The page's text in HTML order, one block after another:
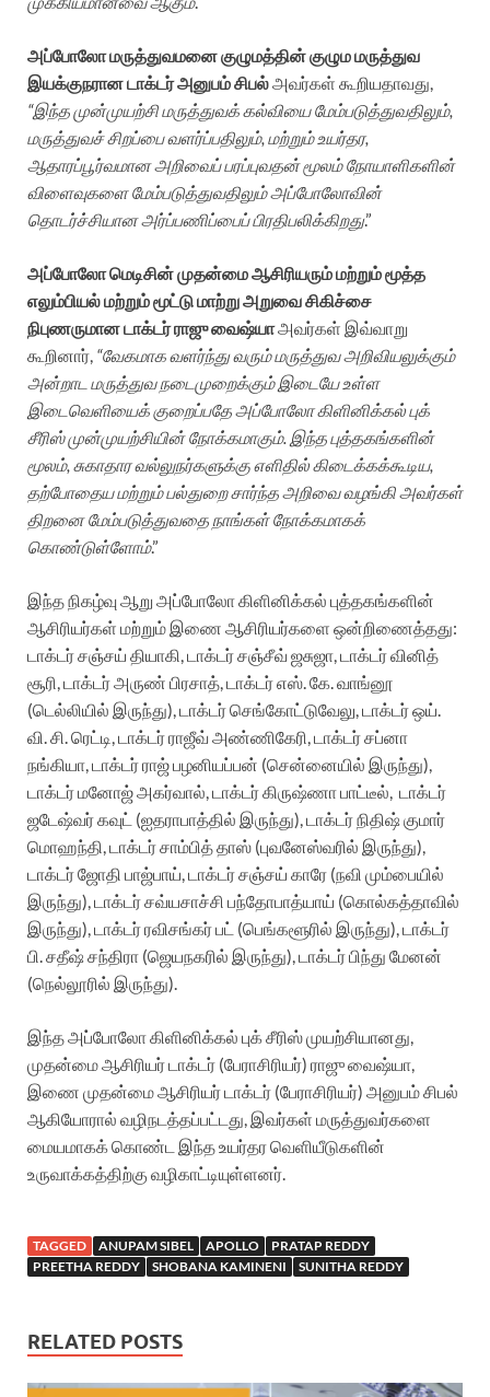
அப்போலோ மருத்துவமனை குழுமத்தின் குழும மருத்துவ
இயக்குநரான டாக்டர் அனுபம் சிபல்அவர்கள் கூறியதாவது,
“இந்த முன்முயற்சி மருத்துவக் கல்வியை மேம்படுத்துவதிலும்,
மருத்துவச் சிறப்பை வளர்ப்பதிலும், மற்றும் உயர்தர,
ஆதாரப்பூர்வமான அறிவைப் பரப்புவதன் மூலம் நோயாளிகளின்
விளைவுகளை மேம்படுத்துவதிலும் அப்போலோவின்
தொடர்ச்சியான அர்ப்பணிப்பைப் பிரதிபலிக்கிறது.”
அப்போலோ மெடிசின் முதன்மை ஆசிரியரும் மற்றும் மூத்த
எலும்பியல் மற்றும் மூட்டு மாற்று அறுவை சிகிச்சை
நிபுணருமான டாக்டர் ராஜு வைஷ்யாஅவர்கள் இவ்வாறு
கூறினார், “வேகமாக வளர்ந்து வரும் மருத்துவ அறிவியலுக்கும்
அன்றாட மருத்துவ நடைமுறைக்கும் இடையே உள்ள
இடைவெளியைக் குறைப்பதே அப்போலோ கிளினிக்கல் புக்
சீரிஸ் முன்முயற்சியின் நோக்கமாகும். இந்த புத்தகங்களின்
மூலம், சுகாதார வல்லுநர்களுக்கு எளிதில் கிடைக்கக்கூடிய,
தற்போதைய மற்றும் பல்துறை சார்ந்த அறிவை வழங்கி அவர்கள்
திறனை மேம்படுத்துவதை நாங்கள் நோக்கமாகக்
கொண்டுள்ளோம்.”
இந்த நிகழ்வு ஆறு அப்போலோ கிளினிக்கல் புத்தகங்களின்
ஆசிரியர்கள் மற்றும் இணை ஆசிரியர்களை ஒன்றிணைத்தது:
டாக்டர் சஞ்சய் தியாகி, டாக்டர் சஞ்சீவ் ஜசுஜா, டாக்டர் வினித்
சூரி, டாக்டர் அருண் பிரசாத், டாக்டர் எஸ். கே. வாங்னூ
(டெல்லியில் இருந்து), டாக்டர் செங்கோட்டுவேலு, டாக்டர் ஒய்.
வி. சி. ரெட்டி, டாக்டர் ராஜீவ் அண்ணிகேரி, டாக்டர் சப்னா
நங்கியா, டாக்டர் ராஜ் பழனியப்பன் (சென்னையில் இருந்து),
டாக்டர் மனோஜ் அகர்வால், டாக்டர் கிருஷ்ணா பாட்டீல், டாக்டர்
ஜடேஷ்வர் கவுட் (ஐதராபாத்தில் இருந்து), டாக்டர் நிதிஷ் குமார்
மொஹந்தி, டாக்டர் சாம்பித் தாஸ் (புவனேஸ்வரில் இருந்து),
டாக்டர் ஜோதி பாஜ்பாய், டாக்டர் சஞ்சய் காரே (நவி மும்பையில்
இருந்து), டாக்டர் சவ்யசாச்சி பந்தோபாத்யாய் (கொல்கத்தாவில்
இருந்து), டாக்டர் ரவிசங்கர் பட் (பெங்களூரில் இருந்து), டாக்டர்
பி. சதீஷ் சந்திரா (ஜெயநகரில் இருந்து), டாக்டர் பிந்து மேனன்
(நெல்லூரில் இருந்து).
இந்த அப்போலோ கிளினிக்கல் புக் சீரிஸ் முயற்சியானது,
முதன்மை ஆசிரியர் டாக்டர் (பேராசிரியர்) ராஜு வைஷ்யா,
இணை முதன்மை ஆசிரியர் டாக்டர் (பேராசிரியர்) அனுபம் சிபல்
ஆகியோரால் வழிநடத்தப்பட்டது, இவர்கள் மருத்துவர்களை
மையமாகக் கொண்ட இந்த உயர்தர வெளியீடுகளின்
உருவாக்கத்திற்கு வழிகாட்டியுள்ளனர்.
TAGGED ANUPAM SIBEL APOLLO
PRATAP REDDY
PREETHA REDDY
SHOBANA KAMINENI SUNITHA REDDY
RELATED POSTS